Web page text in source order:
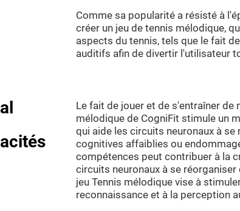
Comme sa popularité a résisté à
créer un jeu de tennis mélodique,
aspects du tennis, tels que le fait
auditifs afin de divertir l'utilisateur
Le fait de jouer et de s'entraîner de
mélodique de CogniFit stimule un
qui aide les circuits neuronaux à
cognitives affaiblies ou
compétences peut contribuer à la
circuits neuronaux à se
jeu Tennis mélodique vise à
reconnaissance et à la perception